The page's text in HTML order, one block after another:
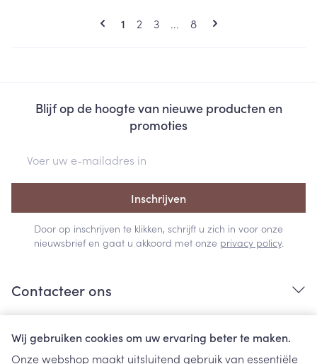
Wij gebruiken cookies om uw ervaring beter te maken.
Onze webshop maakt uitsluitend gebruik van essentiële
Pagina's
U lees momenteel pagina
1 Pagina
2 Pagina
3 ... Pagina
8
Blijf op de hoogte van nieuwe producten en
promoties
Inschrijven
Door op inschrijven te klikken, schrijft u zich in voor onze
nieuwsbrief en gaat u akkoord met onze privacy policy.
Contacteer ons